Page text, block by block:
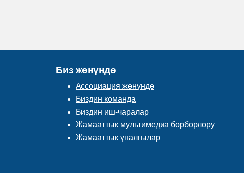
Биз жөнүндө
Ассоциация жөнүндө
Биздин команда
Биздин иш-чаралар
Жамааттык мультимедиа борборлору
Жамааттык үналгылар